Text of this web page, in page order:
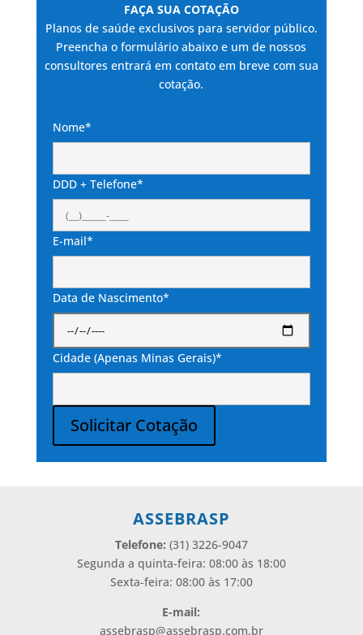
FAÇA SUA COTAÇÃO
Planos de saúde exclusivos para servidor público.
Preencha o formulário abaixo e um de nossos
consultores entrará em contato em breve com sua
cotação.
Nome*
DDD + Telefone*
E-mail*
Data de Nascimento*
Cidade (Apenas Minas Gerais)*
Solicitar Cotação
ASSEBRASP
Telefone: (31) 3226-9047
Segunda a quinta-feira: 08:00 às 18:00
Sexta-feira: 08:00 às 17:00
E-mail:
assebrasp@assebrasp.com.br